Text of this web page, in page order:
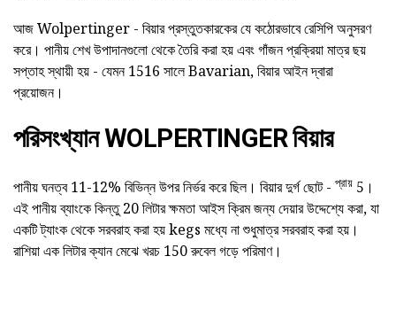
আজ Wolpertinger - বিয়ার প্রস্তুতকারকের যে কঠোরভাবে রেসিপি অনুসরণ
করে। পানীয় শেখ উপাদানগুলো থেকে তৈরি করা হয় এবং গাঁজন প্রক্রিয়া মাত্র ছয়
সপ্তাহ স্থায়ী হয় - যেমন 1516 সালে Bavarian, বিয়ার আইন দ্বারা
প্রয়োজন।
পরিসংখ্যান WOLPERTINGER বিয়ার
পানীয় ঘনত্ব 11-12% বিভিন্ন উপর নির্ভর করে ছিল। বিয়ার দুর্গ ছোট - প্রায় 5।
এই পানীয় ব্যাংকে কিন্তু 20 লিটার ক্ষমতা আইস ক্রিম জন্য দেয়ার উদ্দেশ্যে করা, যা
একটি ট্যাংক থেকে সরবরাহ করা হয় kegs মধ্যে না শুধুমাত্র সরবরাহ করা হয়।
রাশিয়া এক লিটার ক্যান মেঝে খরচ 150 রুবেল গড়ে পরিমাণ।